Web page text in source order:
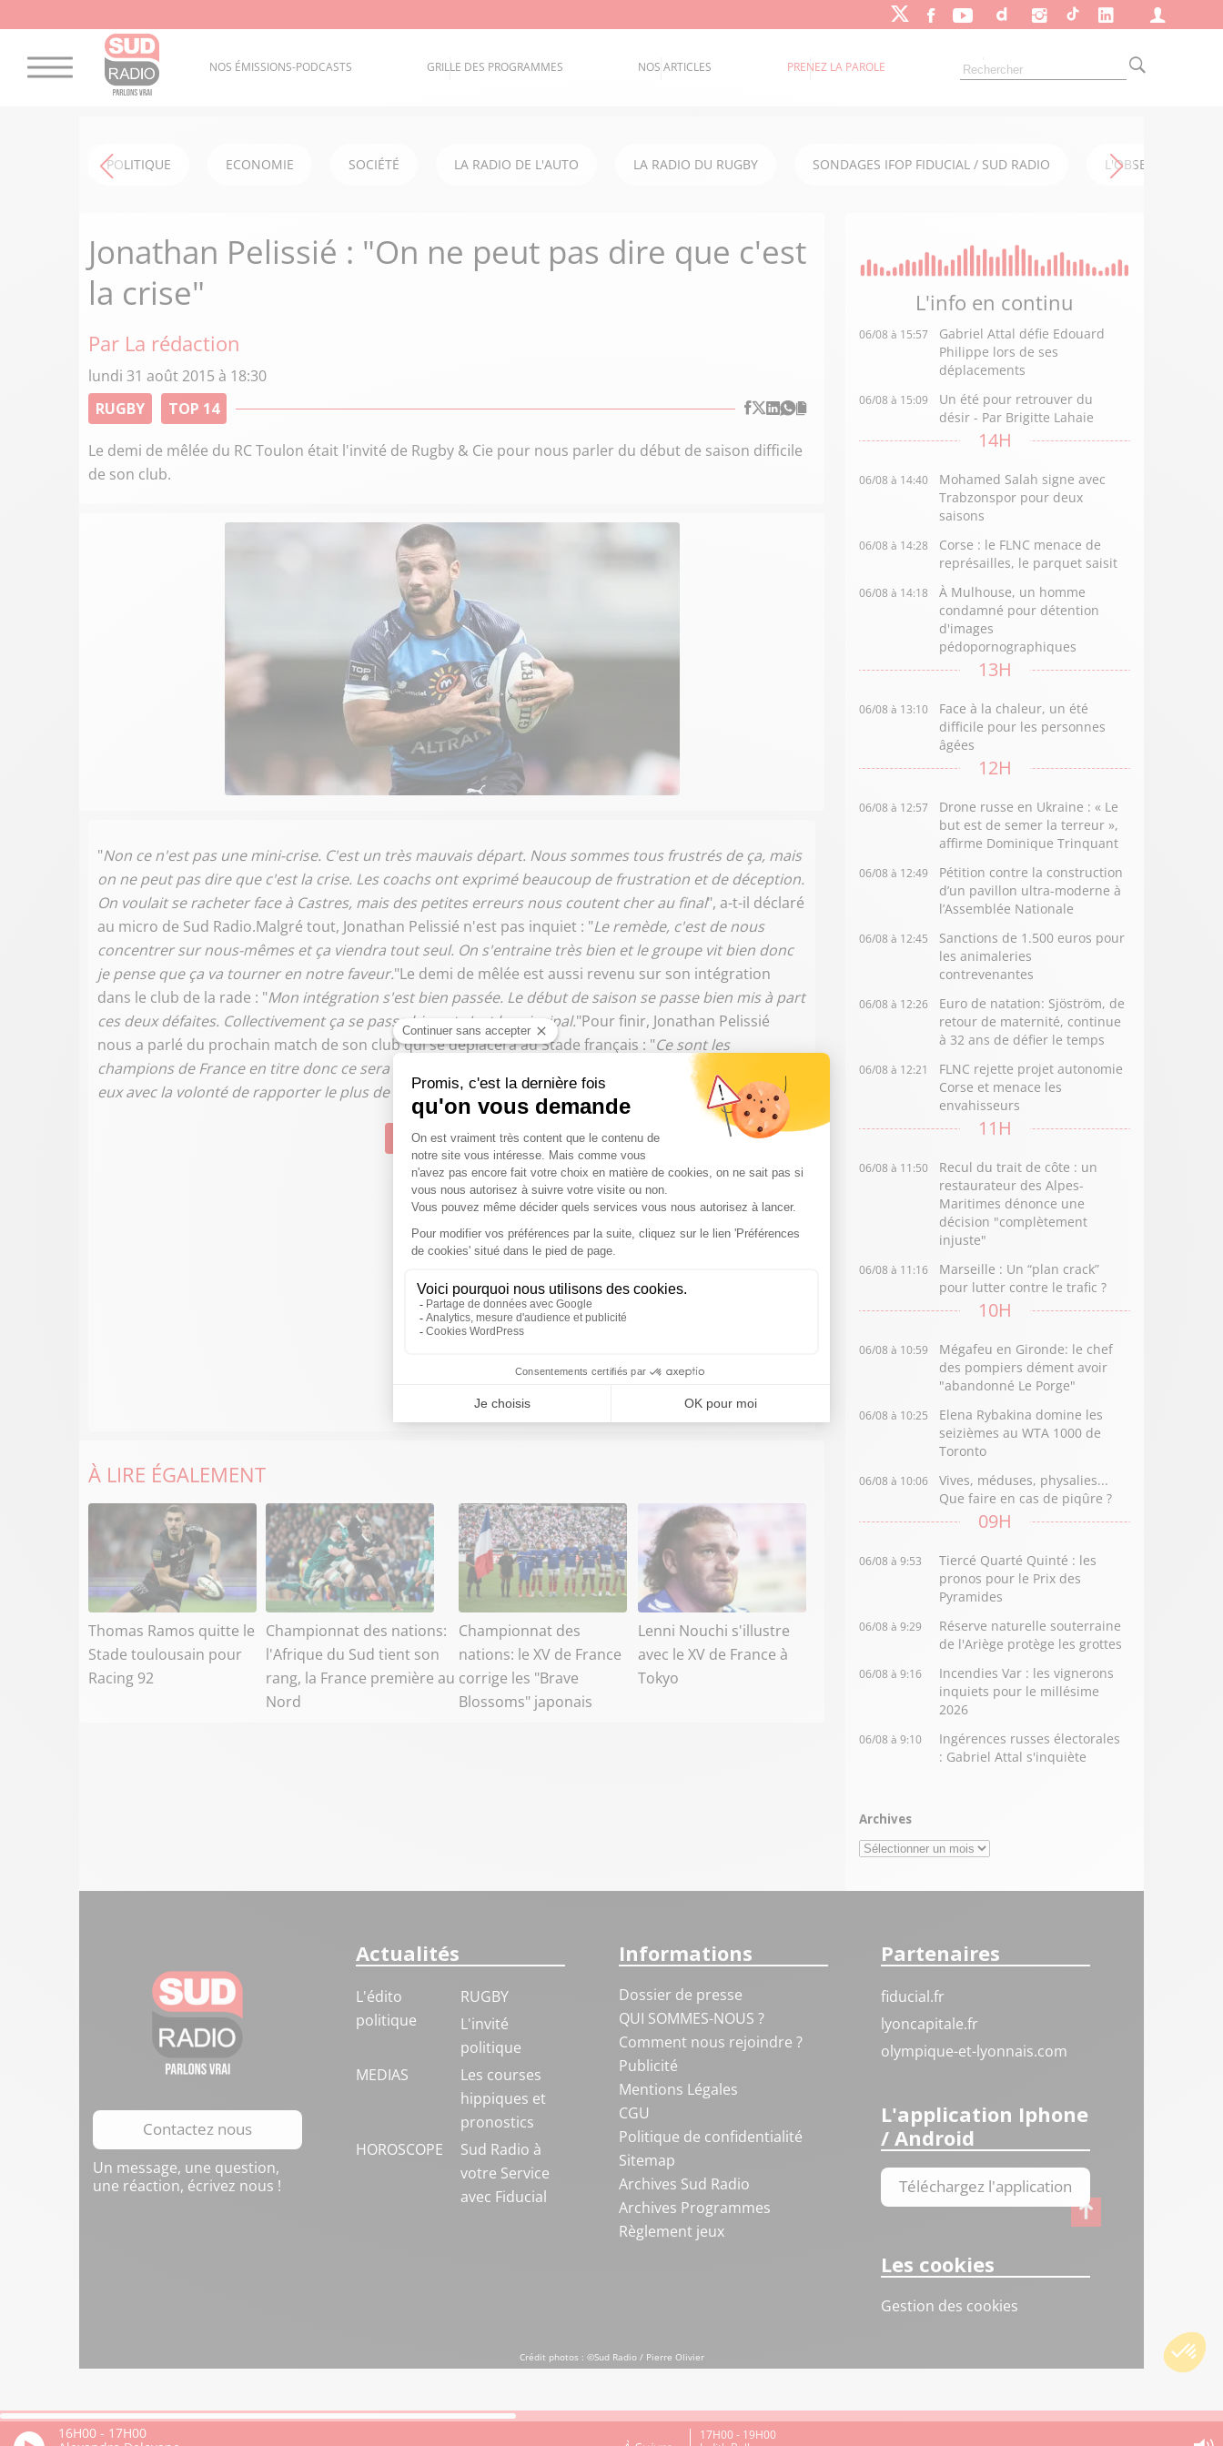
NOS ÉMISSIONS-PODCASTS GRILLE DES PROGRAMMES NOS ARTICLES PRENEZ LA PAROLE
POLITIQUE ECONOMIE SOCIÉTÉ LA RADIO DE L'AUTO LA RADIO DU RUGBY SONDAGES IFOP FIDUCIAL / SUD RADIO L'OBSERVATOIRE
Jonathan Pelissié : "On ne peut pas dire que c'est
la crise"
Par La rédaction
lundi 31 août 2015 à 18:30
RUGBY
TOP 14
Le demi de mêlée du RC Toulon était l'invité de Rugby & Cie pour nous parler du début de saison difficile
de son club.
"Non ce n'est pas une mini-crise. C'est un très mauvais départ. Nous sommes tous frustrés de ça, mais
on ne peut pas dire que c'est la crise. Les coachs ont exprimé beaucoup de frustration et de déception.
On voulait se racheter face à Castres, mais des petites erreurs nous coutent cher au final", a-t-il déclaré
au micro de Sud Radio.Malgré tout, Jonathan Pelissié n'est pas inquiet : "Le remède, c'est de nous
concentrer sur nous-mêmes et ça viendra tout seul. On s'entraine très bien et le groupe vit bien donc
je pense que ça va tourner en notre faveur."Le demi de mêlée est aussi revenu sur son intégration
dans le club de la rade : "Mon intégration s'est bien passée. Le début de saison se passe bien mis à part
ces deux défaites. Collectivement ça se passe bien et c'est le principal."Pour finir, Jonathan Pelissié
nous a parlé du prochain match de son club qui se déplacera au Stade français : "Ce sont les
champions de France en titre donc ce sera forcement très difficile. Mais il faut que l'on se déplace chez
eux avec la volonté de rapporter le plus de points possible".
Suivre Sud Radio
À LIRE ÉGALEMENT
Thomas Ramos quitte le
Stade toulousain pour
Racing 92
Championnat des nations:
l'Afrique du Sud tient son
rang, la France première au
Nord
Championnat des
nations: le XV de France
corrige les "Brave
Blossoms" japonais
Lenni Nouchi s'illustre
avec le XV de France à
Tokyo
L'info en continu
06/08 à 15:57
Gabriel Attal défie Edouard
Philippe lors de ses
déplacements
06/08 à 15:09
Un été pour retrouver du
désir - Par Brigitte Lahaie
14H
06/08 à 14:40
Mohamed Salah signe avec
Trabzonspor pour deux
saisons
06/08 à 14:28
Corse : le FLNC menace de
représailles, le parquet saisit
06/08 à 14:18
À Mulhouse, un homme
condamné pour détention
d'images
pédopornographiques
13H
06/08 à 13:10
Face à la chaleur, un été
difficile pour les personnes
âgées
12H
06/08 à 12:57
Drone russe en Ukraine : « Le
but est de semer la terreur »,
affirme Dominique Trinquant
06/08 à 12:49
Pétition contre la construction
d’un pavillon ultra-moderne à
l’Assemblée Nationale
06/08 à 12:45
Sanctions de 1.500 euros pour
les animaleries
contrevenantes
06/08 à 12:26
Euro de natation: Sjöström, de
retour de maternité, continue
à 32 ans de défier le temps
06/08 à 12:21
FLNC rejette projet autonomie
Corse et menace les
envahisseurs
11H
06/08 à 11:50
Recul du trait de côte : un
restaurateur des Alpes-
Maritimes dénonce une
décision "complètement
injuste"
06/08 à 11:16
Marseille : Un “plan crack”
pour lutter contre le trafic ?
10H
06/08 à 10:59
Mégafeu en Gironde: le chef
des pompiers dément avoir
"abandonné Le Porge"
06/08 à 10:25
Elena Rybakina domine les
seizièmes au WTA 1000 de
Toronto
06/08 à 10:06
Vives, méduses, physalies...
Que faire en cas de piqûre ?
09H
06/08 à 9:53
Tiercé Quarté Quinté : les
pronos pour le Prix des
Pyramides
06/08 à 9:29
Réserve naturelle souterraine
de l'Ariège protège les grottes
06/08 à 9:16
Incendies Var : les vignerons
inquiets pour le millésime
2026
06/08 à 9:10
Ingérences russes électorales
: Gabriel Attal s'inquiète
Archives
Archives
Contactez nous
Un message, une question,
une réaction, écrivez nous !
Actualités
L'édito
politique
RUGBY
L'invité
politique
MEDIAS
Les courses
hippiques et
pronostics
HOROSCOPE
Sud Radio à
votre Service
avec Fiducial
Informations
Dossier de presse
QUI SOMMES-NOUS ?
Comment nous rejoindre ?
Publicité
Mentions Légales
CGU
Politique de confidentialité
Sitemap
Archives Sud Radio
Archives Programmes
Règlement jeux
Partenaires
fiducial.fr
lyoncapitale.fr
olympique-et-lyonnais.com
L'application Iphone
/ Android
Téléchargez l'application
Les cookies
Gestion des cookies
Crédit photos : ©Sud Radio / Pierre Olivier
16H00 - 17H00
17H00 - 19H00